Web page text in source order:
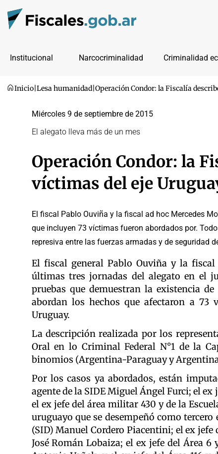
Institucional Narcocriminalidad Criminalidad
Inicio Lesa humanidad Operación Condor: la Fiscalía
Miércoles 9 de septiembre de 2015
El alegato lleva más de un mes
Operación Condor: la
víctimas del eje
El fiscal Pablo Ouviña y la fiscal ad hoc Mercedes
que incluyen 73 víctimas fueron abordados por.
represiva entre las fuerzas armadas y de seguridad
El fiscal general Pablo Ouviña y la
últimas tres jornadas del alegato en el
pruebas que demuestran la existencia
abordan los hechos que afectaron a
Uruguay.
La descripción realizada por los
Oral en lo Criminal Federal N°1 de la
binomios (Argentina-Paraguay y
Por los casos ya abordados, están
agente de la SIDE Miguel Ángel Furci; el
el ex jefe del área militar 430 y de la
uruguayo que se desempeñó como
(SID) Manuel Cordero Piacentini; el ex
José Román Lobaiza; el ex jefe del Área